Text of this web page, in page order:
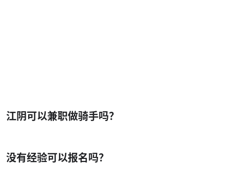
江阴可以兼职做骑手吗？
没有经验可以报名吗？